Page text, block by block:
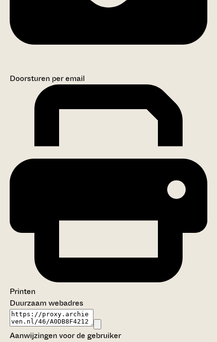
Doorsturen per email
Printen
Duurzaam webadres
Aanwijzingen voor de gebruiker